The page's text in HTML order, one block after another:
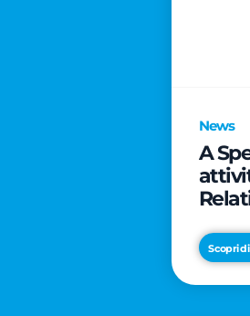
News
A
Scopri